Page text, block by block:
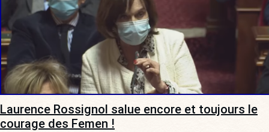
Laurence Rossignol salue encore et toujours le
courage des Femen !